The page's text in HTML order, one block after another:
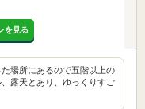
を見る
場所にあるので五階以上の
露天とあり、ゆっくりすご